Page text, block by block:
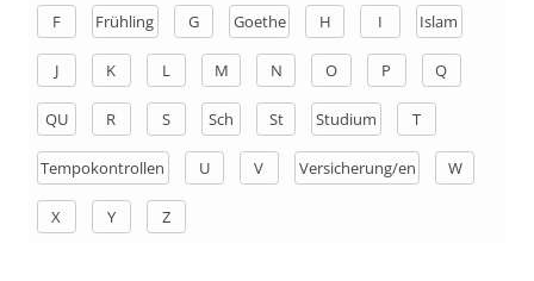
F Frühling G Goethe H I Islam
J K L M N O P Q
QU R S Sch St Studium T
Tempokontrollen U V Versicherung/en W
X Y Z